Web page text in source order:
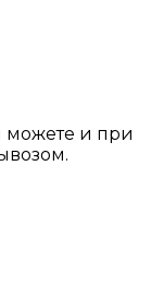
можете и при